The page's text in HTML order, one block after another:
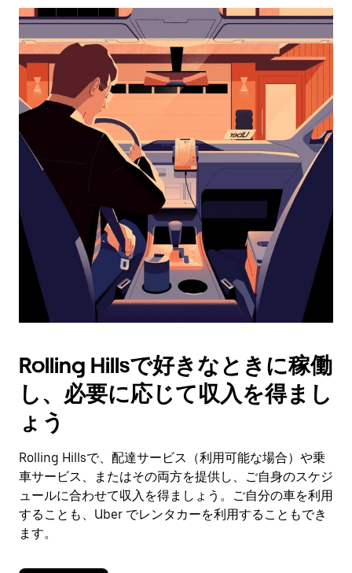
で
ン
ダ
ー
を
操
作
し、
を
選
択
す。
ン
で
カ
ン
ー
を
閉
じ
ま
す。
Rolling Hillsで好きなときに稼働
し、必要に応じて収入を得まし
ょう
Rolling Hillsで、配達サービス（利用可能な場合）や乗
車サービス、またはその両方を提供し、ご自身のスケジ
ュールに合わせて収入を得ましょう。ご自分の車を利用
することも、Uber でレンタカーを利用することもでき
ます。